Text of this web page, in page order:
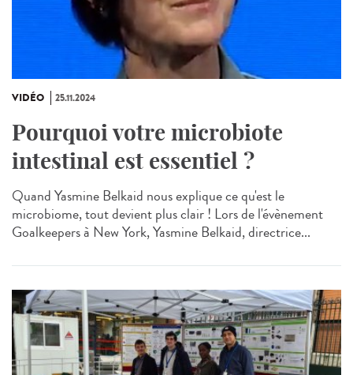
VIDÉO 25.11.2024
Pourquoi votre microbiote
intestinal est essentiel ?
Quand Yasmine Belkaid nous explique ce qu'est le
microbiome, tout devient plus clair ! Lors de l'évènement
Goalkeepers à New York, Yasmine Belkaid, directrice...